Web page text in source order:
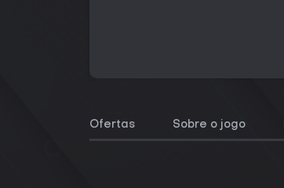
Ofertas Sobre o jogo